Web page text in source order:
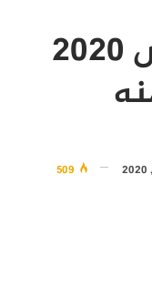
برامج انتي فايروس 2020